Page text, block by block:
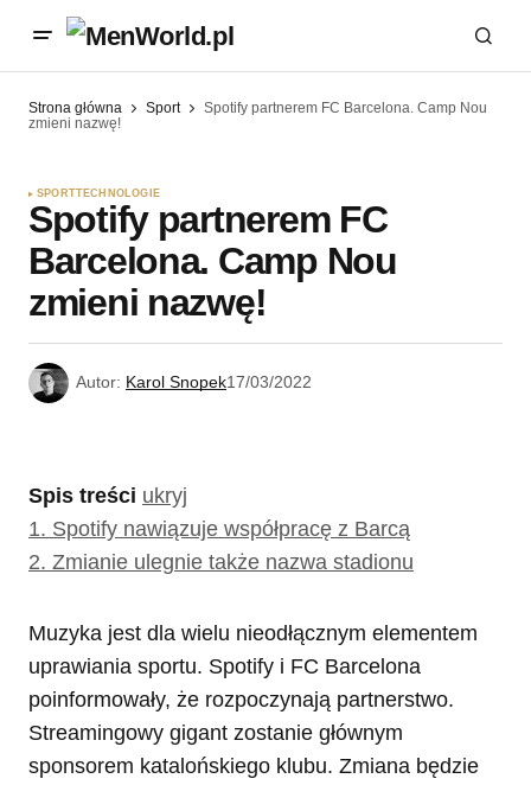
Strona główna Sport
Spotify partnerem FC Barcelona. Camp Nou
zmieni nazwę!
SPORTTECHNOLOGIE
Spotify partnerem FC
Barcelona. Camp Nou
zmieni nazwę!
Autor: Karol Snopek17/03/2022
Spis treści ukryj
1. Spotify nawiązuje współpracę z Barcą
2. Zmianie ulegnie także nazwa stadionu
Muzyka jest dla wielu nieodłącznym elementem
uprawiania sportu. Spotify i FC Barcelona
poinformowały, że rozpoczynają partnerstwo.
Streamingowy gigant zostanie głównym
sponsorem katalońskiego klubu. Zmiana będzie